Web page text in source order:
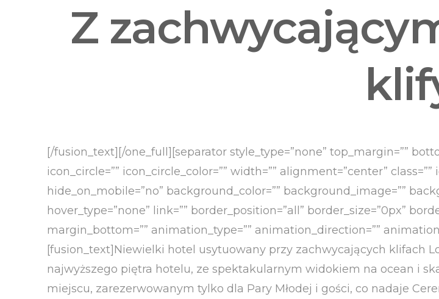
Rocznica Ślubu lub Związku
Dodatkowe usługi
Z
[/fusion_text][/one_full][separator style_type=”none” top_margin=””
icon_circle=”” icon_circle_color=”” width=”” alignment=”center”
hide_on_mobile=”no” background_color=”” background_image=””
hover_type=”none” link=”” border_position=”all” border_size=”0px”
margin_bottom=”” animation_type=”” animation_direction=””
[fusion_text]Niewielki hotel usytuowany przy zachwycających klifach
najwyższego piętra hotelu, ze spektakularnym widokiem na ocean i
miejscu, zarezerwowanym tylko dla Pary Młodej i gości, co nadaje